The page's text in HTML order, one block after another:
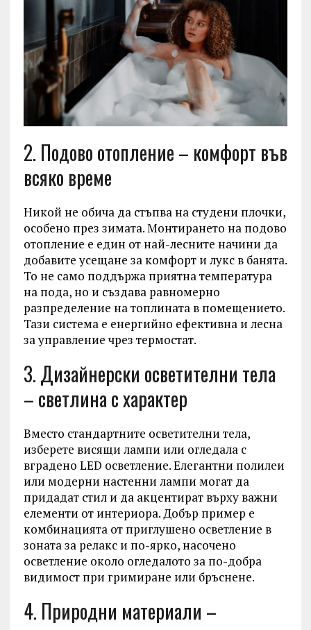
2. Подово отопление – комфорт във
всяко време
Никой не обича да стъпва на студени плочки,
особено през зимата. Монтирането на подово
отопление е един от най-лесните начини да
добавите усещане за комфорт и лукс в банята.
То не само поддържа приятна температура
на пода, но и създава равномерно
разпределение на топлината в помещението.
Тази система е енергийно ефективна и лесна
за управление чрез термостат.
3. Дизайнерски осветителни тела
– светлина с характер
Вместо стандартните осветителни тела,
изберете висящи лампи или огледала с
вградено LED осветление. Елегантни полилеи
или модерни настенни лампи могат да
придадат стил и да акцентират върху важни
елементи от интериора. Добър пример е
комбинацията от приглушено осветление в
зоната за релакс и по-ярко, насочено
осветление около огледалото за по-добра
видимост при гримиране или бръснене.
4. Природни материали –